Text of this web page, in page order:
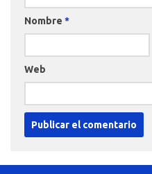
Nombre *
Web